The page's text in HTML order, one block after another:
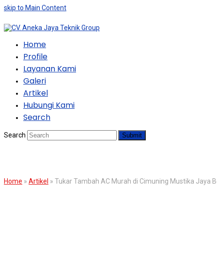
skip to Main Content
Home
Profile
Layanan Kami
Galeri
Artikel
Hubungi Kami
Search
Search Submit
Home » Artikel » Tukar Tambah AC Murah di Cimuning Mustika Jaya